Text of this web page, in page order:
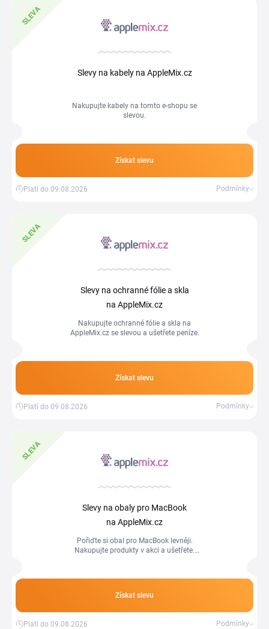
SLEVA
Slevy na kabely na AppleMix.cz
Nakupujte kabely na tomto e-shopu se
slevou.
Získat slevu
Platí do 09.08.2026 Podmínky
SLEVA
Slevy na ochranné fólie a skla
na AppleMix.cz
Nakupujte ochranné fólie a skla na
AppleMix.cz se slevou a ušetřete peníze.
Získat slevu
Platí do 09.08.2026 Podmínky
SLEVA
Slevy na obaly pro MacBook
na AppleMix.cz
Pořiďte si obal pro MacBook levněji.
Nakupujte produkty v akci a ušetřete.
mít tak nákup ještě levnější.
Získat slevu
Platí do 09.08.2026 Podmínky